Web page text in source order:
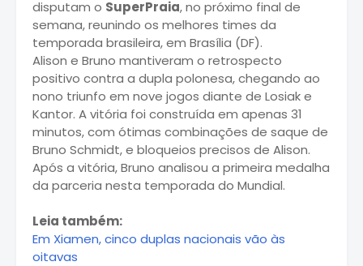
disputam o SuperPraia, no próximo final de
semana, reunindo os melhores times da
temporada brasileira, em Brasília (DF).
Alison e Bruno mantiveram o retrospecto
positivo contra a dupla polonesa, chegando ao
nono triunfo em nove jogos diante de Losiak e
Kantor. A vitória foi construída em apenas 31
minutos, com ótimas combinações de saque de
Bruno Schmidt, e bloqueios precisos de Alison.
Após a vitória, Bruno analisou a primeira medalha
da parceria nesta temporada do Mundial.
Leia também:
Em Xiamen, cinco duplas nacionais vão às
oitavas